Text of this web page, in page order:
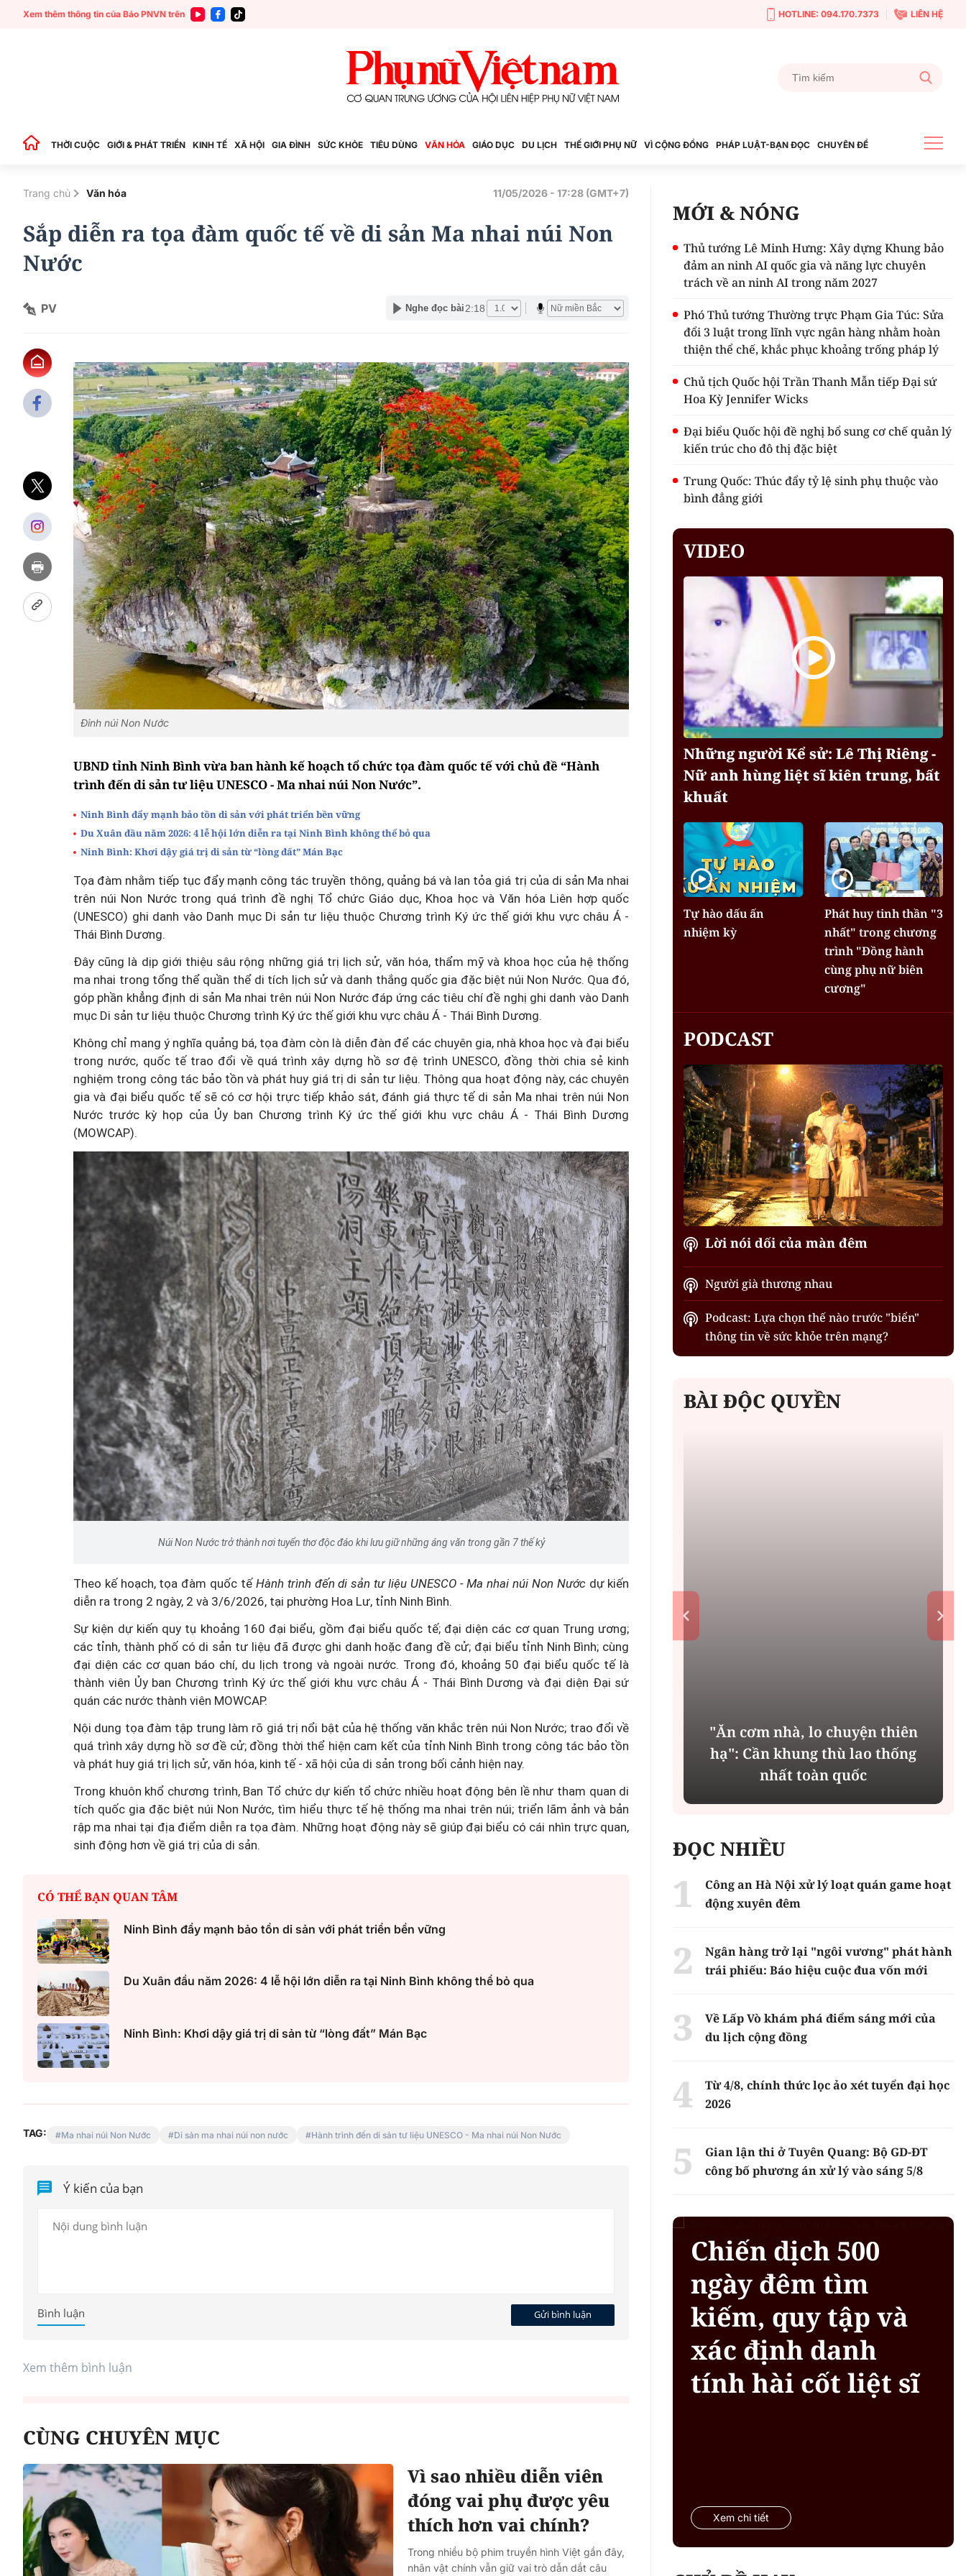
Xem thêm thông tin của Báo PNVN trên HOTLINE: 094.170.7373 LIÊN HỆ
THỜI CUỘC GIỚI & PHÁT TRIỂN KINH TẾ XÃ HỘI GIA ĐÌNH SỨC KHỎE TIÊU DÙNG VĂN HÓA GIÁO DỤC DU LỊCH THẾ GIỚI PHỤ NỮ VÌ CỘNG ĐỒNG PHÁP LUẬT-BẠN ĐỌC CHUYÊN ĐỀ
Trang chủ Văn hóa 11/05/2026 - 17:28 (GMT+7)
Sắp diễn ra tọa đàm quốc tế về di sản Ma nhai núi Non
Nước
PV Nghe đọc bài 2:18
Đỉnh núi Non Nước
UBND tỉnh Ninh Bình vừa ban hành kế hoạch tổ chức tọa đàm quốc tế với chủ đề “Hành
trình đến di sản tư liệu UNESCO - Ma nhai núi Non Nước”.
Ninh Bình đẩy mạnh bảo tồn di sản với phát triển bền vững
Du Xuân đầu năm 2026: 4 lễ hội lớn diễn ra tại Ninh Bình không thể bỏ qua
Ninh Bình: Khơi dậy giá trị di sản từ “lòng đất” Mán Bạc
Tọa đàm nhằm tiếp tục đẩy mạnh công tác truyền thông, quảng bá và lan tỏa giá trị của di sản Ma nhai
trên núi Non Nước trong quá trình đề nghị Tổ chức Giáo dục, Khoa học và Văn hóa Liên hợp quốc
(UNESCO) ghi danh vào Danh mục Di sản tư liệu thuộc Chương trình Ký ức thế giới khu vực châu Á -
Thái Bình Dương.
Đây cũng là dịp giới thiệu sâu rộng những giá trị lịch sử, văn hóa, thẩm mỹ và khoa học của hệ thống
ma nhai trong tổng thể quần thể di tích lịch sử và danh thắng quốc gia đặc biệt núi Non Nước. Qua đó,
góp phần khẳng định di sản Ma nhai trên núi Non Nước đáp ứng các tiêu chí đề nghị ghi danh vào Danh
mục Di sản tư liệu thuộc Chương trình Ký ức thế giới khu vực châu Á - Thái Bình Dương.
Không chỉ mang ý nghĩa quảng bá, tọa đàm còn là diễn đàn để các chuyên gia, nhà khoa học và đại biểu
trong nước, quốc tế trao đổi về quá trình xây dựng hồ sơ đệ trình UNESCO, đồng thời chia sẻ kinh
nghiệm trong công tác bảo tồn và phát huy giá trị di sản tư liệu. Thông qua hoạt động này, các chuyên
gia và đại biểu quốc tế sẽ có cơ hội trực tiếp khảo sát, đánh giá thực tế di sản Ma nhai trên núi Non
Nước trước kỳ họp của Ủy ban Chương trình Ký ức thế giới khu vực châu Á - Thái Bình Dương
(MOWCAP).
Núi Non Nước trở thành nơi tuyển thơ độc đáo khi lưu giữ những áng văn trong gần 7 thế kỷ
Theo kế hoạch, tọa đàm quốc tế Hành trình đến di sản tư liệu UNESCO - Ma nhai núi Non Nướcdự kiến
diễn ra trong 2 ngày, 2 và 3/6/2026, tại phường Hoa Lư, tỉnh Ninh Bình.
Sự kiện dự kiến quy tụ khoảng 160 đại biểu, gồm đại biểu quốc tế; đại diện các cơ quan Trung ương;
các tỉnh, thành phố có di sản tư liệu đã được ghi danh hoặc đang đề cử; đại biểu tỉnh Ninh Bình; cùng
đại diện các cơ quan báo chí, du lịch trong và ngoài nước. Trong đó, khoảng 50 đại biểu quốc tế là
thành viên Ủy ban Chương trình Ký ức thế giới khu vực châu Á - Thái Bình Dương và đại diện Đại sứ
quán các nước thành viên MOWCAP.
Nội dung tọa đàm tập trung làm rõ giá trị nổi bật của hệ thống văn khắc trên núi Non Nước; trao đổi về
quá trình xây dựng hồ sơ đề cử; đồng thời thể hiện cam kết của tỉnh Ninh Bình trong công tác bảo tồn
và phát huy giá trị lịch sử, văn hóa, kinh tế - xã hội của di sản trong bối cảnh hiện nay.
Trong khuôn khổ chương trình, Ban Tổ chức dự kiến tổ chức nhiều hoạt động bên lề như tham quan di
tích quốc gia đặc biệt núi Non Nước, tìm hiểu thực tế hệ thống ma nhai trên núi; triển lãm ảnh và bản
rập ma nhai tại địa điểm diễn ra tọa đàm. Những hoạt động này sẽ giúp đại biểu có cái nhìn trực quan,
sinh động hơn về giá trị của di sản.
CÓ THỂ BẠN QUAN TÂM
Ninh Bình đẩy mạnh bảo tồn di sản với phát triển bền vững
Du Xuân đầu năm 2026: 4 lễ hội lớn diễn ra tại Ninh Bình không thể bỏ qua
Ninh Bình: Khơi dậy giá trị di sản từ “lòng đất” Mán Bạc
TAG: Ma nhai núi Non Nước Di sản ma nhai núi non nước Hành trình đến di sản tư liệu UNESCO - Ma nhai núi Non Nước
Ý kiến của bạn
Gửi bình luận
Bình luận
Xem thêm bình luận
CÙNG CHUYÊN MỤC
Vì sao nhiều diễn viên
đóng vai phụ được yêu
thích hơn vai chính?
Trong nhiều bộ phim truyền hình Việt gần đây,
nhân vật chính vẫn giữ vai trò dẫn dắt câu
MỚI & NÓNG
Thủ tướng Lê Minh Hưng: Xây dựng Khung bảo
đảm an ninh AI quốc gia và năng lực chuyên
trách về an ninh AI trong năm 2027
Phó Thủ tướng Thường trực Phạm Gia Túc: Sửa
đổi 3 luật trong lĩnh vực ngân hàng nhằm hoàn
thiện thể chế, khắc phục khoảng trống pháp lý
Chủ tịch Quốc hội Trần Thanh Mẫn tiếp Đại sứ
Hoa Kỳ Jennifer Wicks
Đại biểu Quốc hội đề nghị bổ sung cơ chế quản lý
kiến trúc cho đô thị đặc biệt
Trung Quốc: Thúc đẩy tỷ lệ sinh phụ thuộc vào
bình đẳng giới
VIDEO
Những người Kể sử: Lê Thị Riêng -
Nữ anh hùng liệt sĩ kiên trung, bất
khuất
Tự hào dấu ấn
nhiệm kỳ
Phát huy tinh thần "3
nhất" trong chương
trình "Đồng hành
cùng phụ nữ biên
cương"
PODCAST
Lời nói dối của màn đêm
Người già thương nhau
Podcast: Lựa chọn thế nào trước "biển"
thông tin về sức khỏe trên mạng?
BÀI ĐỘC QUYỀN
Mua nhà thuộc dự án đang thế
chấp, làm sao để hạn chế rủi ro?
trực thuộc Trung ương: Tầm
nhìn đô thị hiện đại và giàu bản
sắc
"Ăn cơm nhà, lo chuyện thiên
hạ": Cần khung thù lao thống
nhất toàn quốc
ĐỌC NHIỀU
Công an Hà Nội xử lý loạt quán game hoạt
động xuyên đêm
Ngân hàng trở lại "ngôi vương" phát hành
trái phiếu: Báo hiệu cuộc đua vốn mới
Về Lấp Vò khám phá điểm sáng mới của
du lịch cộng đồng
Từ 4/8, chính thức lọc ảo xét tuyển đại học
2026
Gian lận thi ở Tuyên Quang: Bộ GD-ĐT
công bố phương án xử lý vào sáng 5/8
Chiến dịch 500
ngày đêm tìm
kiếm, quy tập và
xác định danh
tính hài cốt liệt sĩ
Xem chi tiết